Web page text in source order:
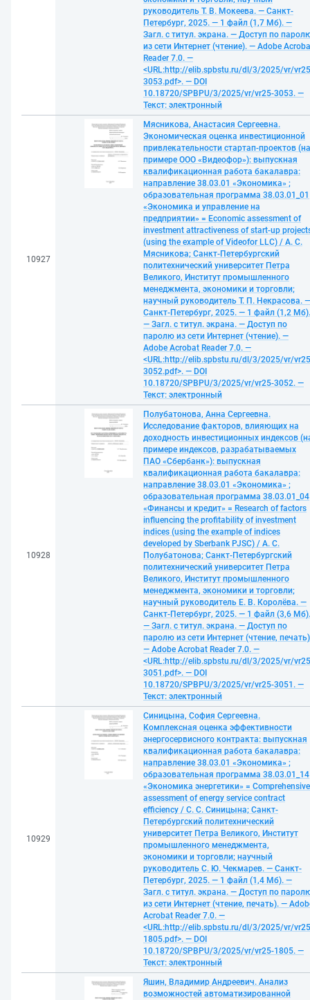
руководитель Т. В. Мокеева. — Санкт-
Петербург, 2025. — 1 файл (1,7 Мб). —
Загл. с титул. экрана. — Доступ по
из сети Интернет (чтение). — Adobe
Reader 7.0. —
<URL:http://elib.spbstu.ru/dl/3/2025/vr/
3053.pdf>. — DOI
10.18720/SPBPU/3/2025/vr/vr25-3053. —
Текст: электронный
10927
Мясникова, Анастасия Сергеевна.
Экономическая оценка инвестиционной
привлекательности стартап-проектов (на
примере ООО «Видеофор»): выпускная
квалификационная работа бакалавра:
направление 38.03.01 «Экономика» ;
образовательная программа 38.03.01_01
«Экономика и управление на
предприятии» = Economic assessment of
investment attractiveness of start-up
(using the example of Videofor LLC) / А. С.
Мясникова; Санкт-Петербургский
политехнический университет Петра
Великого, Институт промышленного
менеджмента, экономики и торговли;
научный руководитель Т. П. Некрасова. —
Санкт-Петербург, 2025. — 1 файл (1,2 Мб).
— Загл. с титул. экрана. — Доступ по
паролю из сети Интернет (чтение). —
Adobe Acrobat Reader 7.0. —
<URL:http://elib.spbstu.ru/dl/3/2025/vr/
3052.pdf>. — DOI
10.18720/SPBPU/3/2025/vr/vr25-3052. —
Текст: электронный
10928
Полубатонова, Анна Сергеевна.
Исследование факторов, влияющих на
доходность инвестиционных индексов
примере индексов, разрабатываемых
ПАО «Сбербанк»): выпускная
квалификационная работа бакалавра:
направление 38.03.01 «Экономика» ;
образовательная программа 38.03.01_04
«Финансы и кредит» = Research of factors
influencing the profitability of investment
indices (using the example of indices
developed by Sberbank PJSC) / А. С.
Полубатонова; Санкт-Петербургский
политехнический университет Петра
Великого, Институт промышленного
менеджмента, экономики и торговли;
научный руководитель Е. В. Королёва. —
Санкт-Петербург, 2025. — 1 файл (3,6 Мб).
— Загл. с титул. экрана. — Доступ по
паролю из сети Интернет (чтение,
— Adobe Acrobat Reader 7.0. —
<URL:http://elib.spbstu.ru/dl/3/2025/vr/
3051.pdf>. — DOI
10.18720/SPBPU/3/2025/vr/vr25-3051. —
Текст: электронный
10929
Синицына, София Сергеевна.
Комплексная оценка эффективности
энергосервисного контракта: выпускная
квалификационная работа бакалавра:
направление 38.03.01 «Экономика» ;
образовательная программа 38.03.01_14
«Экономика энергетики» = Comprehensive
assessment of energy service contract
efficiency / С. С. Синицына; Санкт-
Петербургский политехнический
университет Петра Великого, Институт
промышленного менеджмента,
экономики и торговли; научный
руководитель С. Ю. Чекмарев. — Санкт-
Петербург, 2025. — 1 файл (1,4 Мб). —
Загл. с титул. экрана. — Доступ по
из сети Интернет (чтение, печать). —
Acrobat Reader 7.0. —
<URL:http://elib.spbstu.ru/dl/3/2025/vr/
1805.pdf>. — DOI
10.18720/SPBPU/3/2025/vr/vr25-1805. —
Текст: электронный
Яшин, Владимир Андреевич. Анализ
возможностей автоматизированной